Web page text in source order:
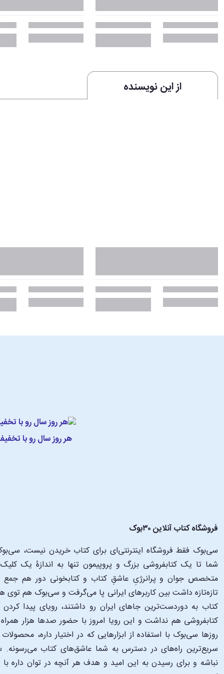
از این نویسنده
هر روز سال رو با
فروشگاه کتاب آنلاین ۳۰بوک
سی‌بوک فقط فروشگاه اینترنتی‌ای برای کتاب خریدن نیست،
متخصص جوان و پرانرژیِ عاشقِ کتاب و کتابخونی دور هم جمع
تازه‌تازه داشت بین کاربرهای ایرانی پا می‌گرفت و سی‌بوک هم
کتاب به دوردست‌ترین جاهای ایران رو داشتند، رویای پیدا
کتابفروشی هم نداشت و این رویا امروز با حضور صدها هزار
‌روزها سی‌بوک با استفاده از ابزارهایی که در اختیار داره،
سریع‌ترین راه‌های در دسترس به شما عاشق‌های کتاب می‌رسونه.
نباشه و برای رسیدن به این امید و هدف هر آنچه در توان